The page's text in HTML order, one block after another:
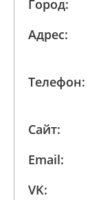
Город:
Адрес:
Телефон:
Сайт:
Email:
VK: